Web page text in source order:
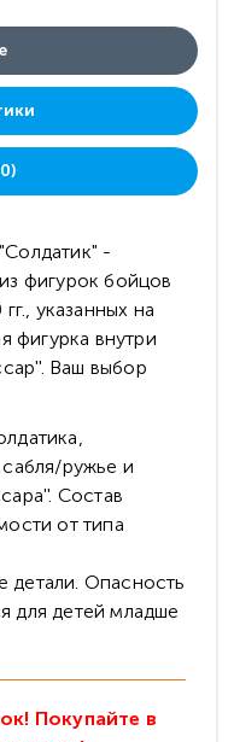
-
фигурок бойцов
указанных на
фигурка внутри
Ваш выбор
ружье и
Состав
от типа
Опасность
для детей младше
Покупайте в